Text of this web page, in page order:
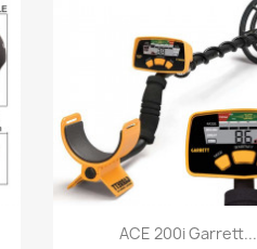
Snel bekijken
ACE 200i Garrett...